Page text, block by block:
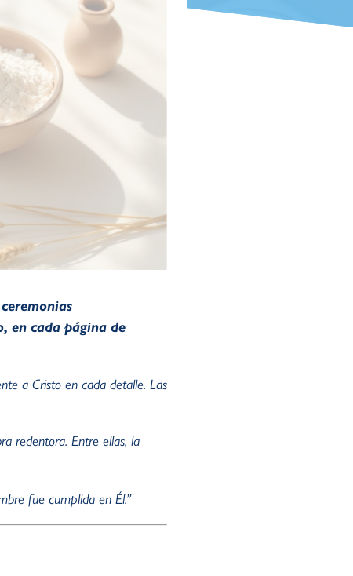
en cada página de
a Cristo en cada detalle. Las
redentora. Entre ellas, la
fue cumplida en Él.”